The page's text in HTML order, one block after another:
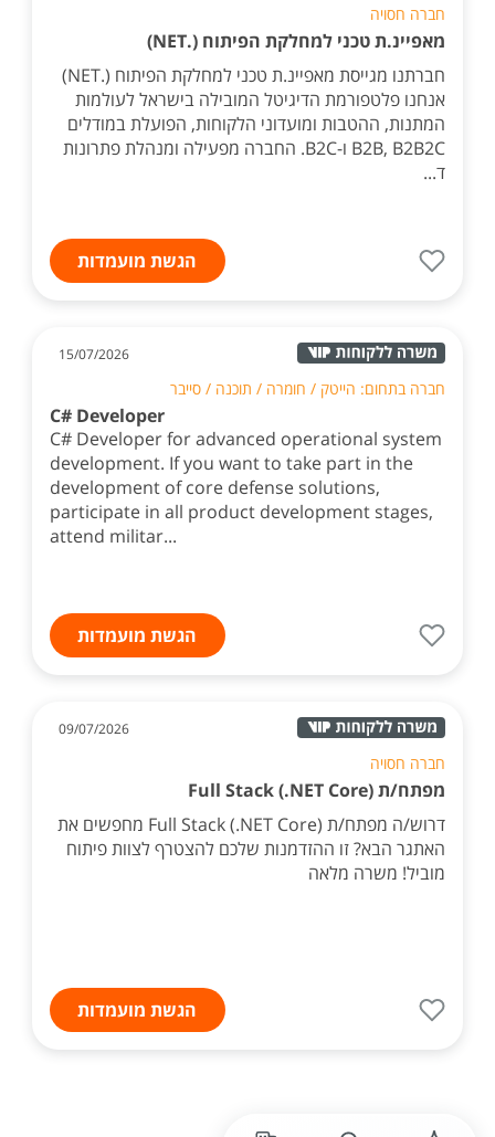
חברה חסויה
מאפיינ.ת טכני למחלקת הפיתוח (.NET)
חברתנו מגייסת מאפיינ.ת טכני למחלקת הפיתוח (.NET)
אנחנו פלטפורמת הדיגיטל המובילה בישראל לעולמות
המתנות, ההטבות ומועדוני הלקוחות, הפועלת במודלים
B2B, B2B2C ו-B2C. החברה מפעילה ומנהלת פתרונות
ד...
הגשת מועמדות
15/07/2026
חברה בתחום: הייטק / חומרה / תוכנה / סייבר
C# Developer
C# Developer for advanced operational system
development. If you want to take part in the
development of core defense solutions,
participate in all product development stages,
attend militar...
הגשת מועמדות
09/07/2026
חברה חסויה
מפתח/ת Full Stack (.NET Core)
דרוש/ה מפתח/ת Full Stack (.NET Core) מחפשים את
האתגר הבא? זו ההזדמנות שלכם להצטרף לצוות פיתוח
מוביל! משרה מלאה
הגשת מועמדות